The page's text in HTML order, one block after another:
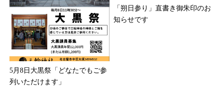
5月8日大黒祭「どなたでもご参
列いただけます」
「朔日参り」直書き御朱印のお
知らせです